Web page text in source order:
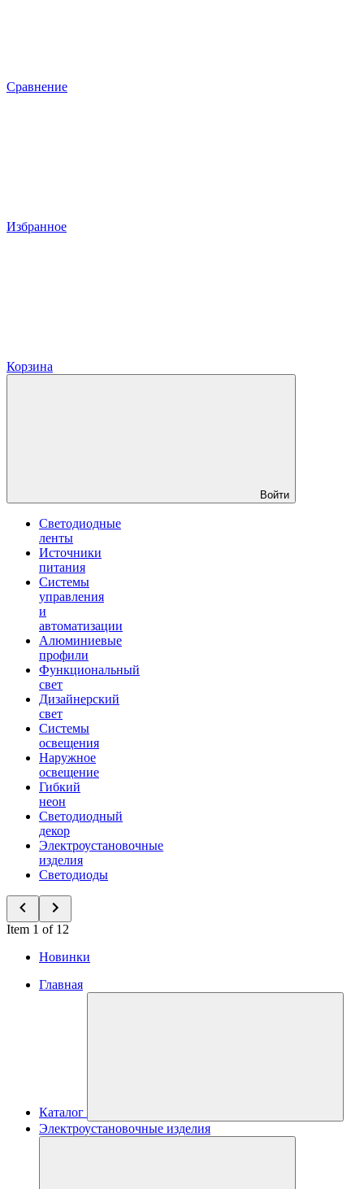
Сравнение
Избранное
Корзина
Войти
Светодиодные
ленты
Источники
питания
Системы
управления
и
автоматизации
Алюминиевые
профили
Функциональный
свет
Дизайнерский
свет
Системы
освещения
Наружное
освещение
Гибкий
неон
Светодиодный
декор
Электроустановочные
изделия
Светодиоды
Item 1 of 12
Новинки
Главная
Каталог
Электроустановочные изделия